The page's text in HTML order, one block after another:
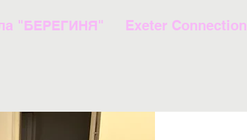
"БЕРЕГИНЯ" Exeter